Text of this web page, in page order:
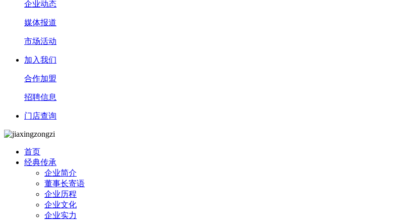
企业动态
媒体报道
市场活动
加入我们
合作加盟
招聘信息
门店查询
首页
经典传承
企业简介
董事长寄语
企业历程
企业文化
企业实力